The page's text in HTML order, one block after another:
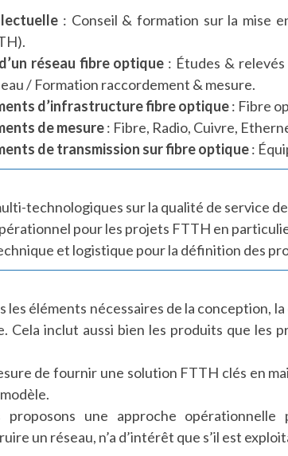
: Conseil & formation sur la mise
réseau fibre optique : Études &
/ Formation raccordement & mesure.
d’infrastructure fibre optique: Fibre
de mesure: Fibre, Radio, Cuivre,
de transmission sur fibre optique:
technologiques sur la qualité de service
pour les projets FTTH en
et logistique pour la définition des
les éléments nécessaires de la conception,
Cela inclut aussi bien les produits que les
de fournir une solution FTTH clés en
proposons une approche
un réseau, n’a d’intérêt que s’il est